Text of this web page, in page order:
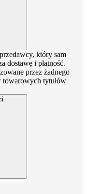
który sam
dostawę i płatność.
przez żadnego
towarowych tytułów